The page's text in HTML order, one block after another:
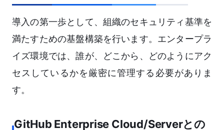
導入の第一歩として、組織のセキュリティ基準を
満たすための基盤構築を行います。エンタープラ
イズ環境では、誰が、どこから、どのようにアク
セスしているかを厳密に管理する必要がありま
す。
GitHub Enterprise Cloud/Serverとの